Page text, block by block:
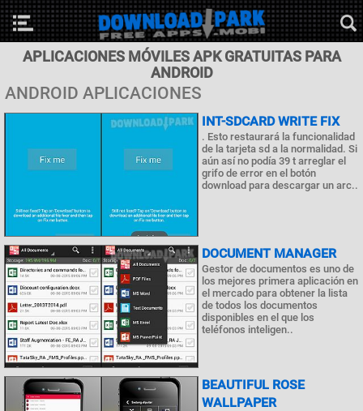
APLICACIONES MÓVILES APK GRATUITAS PARA
ANDROID
ANDROID APLICACIONES
INT-SDCARD WRITE FIX
. Esto restaurará la funcionalidad
de la tarjeta sd a la normalidad. Si
aún así no podía 39 t arreglar el
grifo de error en el botón
download para descargar un arc..
DOCUMENT MANAGER
Gestor de documentos es uno de
los mejores primera aplicación en
el mercado para obtener la lista
de todos los documentos
disponibles en el que los
teléfonos inteligen..
BEAUTIFUL ROSE
WALLPAPER